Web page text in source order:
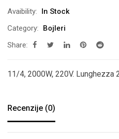
Avaibility:
In Stock
Category:
Bojleri
Share:
11/4, 2000W, 220V. Lunghezza
Recenzije (0)